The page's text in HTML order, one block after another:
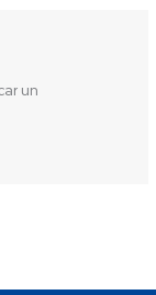
un